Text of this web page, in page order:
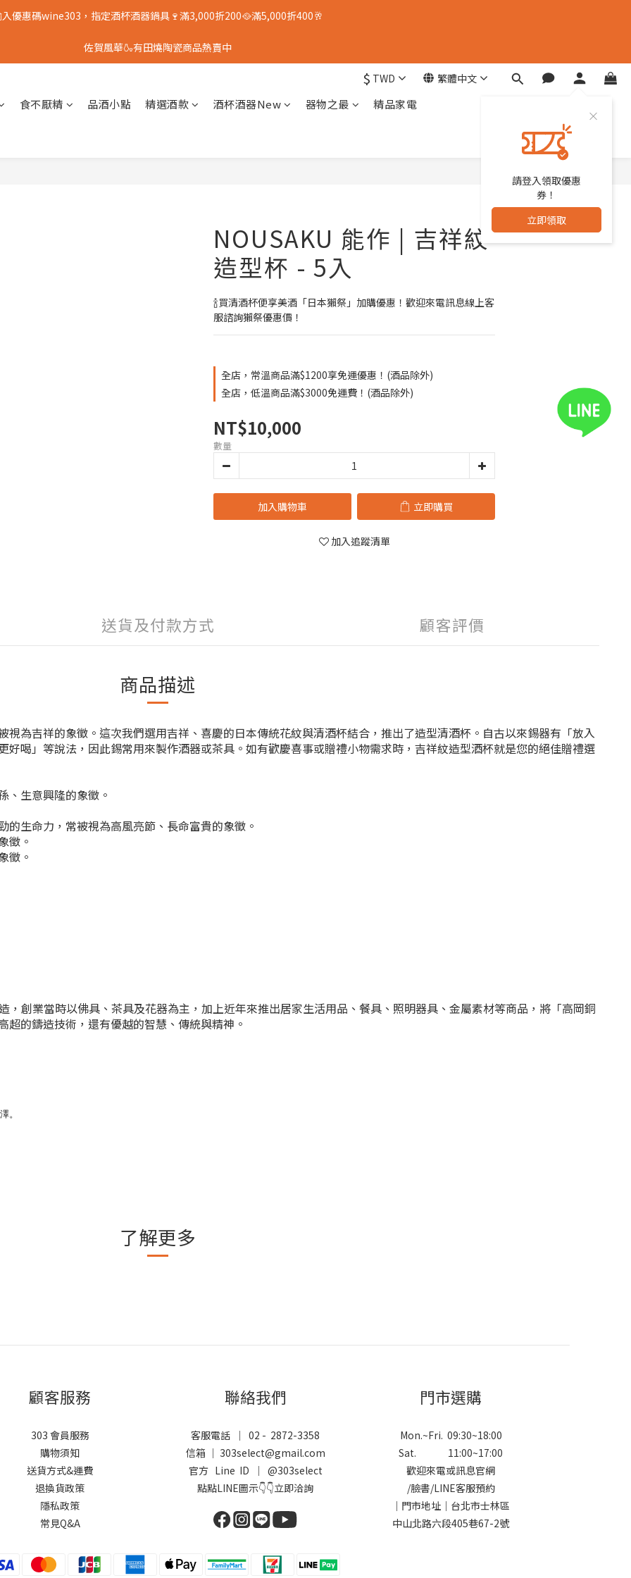
優惠碼wine303，指定酒杯酒器鍋具🍷滿3,000折200🥘滿5,000折400🥂
佐賀風華🍶有田燒陶瓷商品熱賣中
$ TWD 繁體中文
請登入領取優惠
券！
立即領取
食不厭精 品酒小點 精選酒款 酒杯酒器New 器物之最 精品家電
NOUSAKU 能作 | 吉祥紋
造型杯 - 5入
🍾買清酒杯便享美酒「日本獺祭」加購優惠！歡迎來電訊息線上客
服諮詢獺祭優惠價！
全店，常溫商品滿$1200享免運優惠！(酒品除外)
全店，低溫商品滿$3000免運費！(酒品除外)
NT$10,000
數量
加入購物車 立即購買
加入追蹤清單
送貨及付款方式 顧客評價
商品描述
為吉祥的象徵。這次我們選用吉祥、喜慶的日本傳統花紋與清酒杯結合，推出了造型清酒杯。自古以來錫器有「放入
喝」等說法，因此錫常用來製作酒器或茶具。如有歡慶喜事或贈禮小物需求時，吉祥紋造型酒杯就是您的絕佳贈禮選
、生意興隆的象徵。
生命力，常被視為高風亮節、長命富貴的象徵。
徵。
徵。
創業當時以佛具、茶具及花器為主，加上近年來推出居家生活用品、餐具、照明器具、金屬素材等商品，將「高岡銅
的鑄造技術，還有優越的智慧、傳統與精神。
。
了解更多
立即購買
顧客服務
303 會員服務
購物須知
送貨方式&運費
退換貨政策
隱私政策
常見Q&A
聯絡我們
客服電話 ｜ 02 - 2872-3358
信箱 ｜ 303select@gmail.com
官方 Line ID ｜ @303select
點點LINE圖示👇👇立即洽詢
門市選購
Mon.~Fri. 09:30~18:00
Sat. 11:00~17:00
歡迎來電或訊息官網
/臉書/LINE客服預約
｜門市地址｜台北市士林區
中山北路六段405巷67-2號